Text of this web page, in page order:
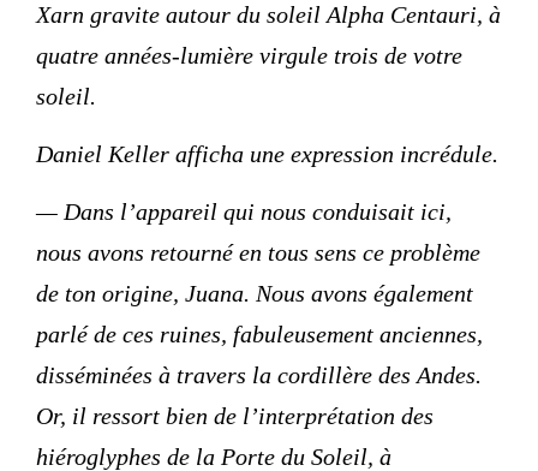
Xarn gravite autour du soleil Alpha Centauri, à
quatre années-lumière virgule trois de votre
soleil.
Daniel Keller afficha une expression incrédule.
— Dans l’appareil qui nous conduisait ici,
nous avons retourné en tous sens ce problème
de ton origine, Juana. Nous avons également
parlé de ces ruines, fabuleusement anciennes,
disséminées à travers la cordillère des Andes.
Or, il ressort bien de l’interprétation des
hiéroglyphes de la Porte du Soleil, à